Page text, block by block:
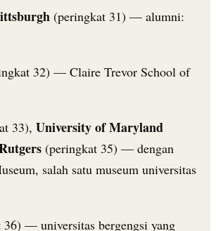
(peringkat 31) — alumni:
32) — Claire Trevor School of
33), University of Maryland
(peringkat 35) — dengan
salah satu museum universitas
36) — universitas bergengsi yang